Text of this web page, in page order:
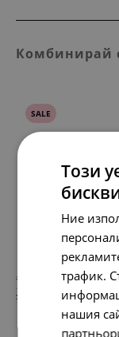
Комбинирай
SALE
138. 88.01 лв.
71. 45.00 €
Този
Ние
трафик.
нашия